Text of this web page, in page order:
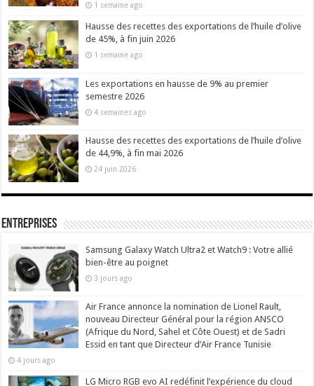
1 semaine ago
Hausse des recettes des exportations de l’huile d’olive
de 45%, à fin juin 2026
1 semaine ago
Les exportations en hausse de 9% au premier
semestre 2026
4 semaines ago
Hausse des recettes des exportations de l’huile d’olive
de 44,9%, à fin mai 2026
24 juin 2026
Entreprises
Samsung Galaxy Watch Ultra2 et Watch9 : Votre allié
bien-être au poignet
3 jours ago
Air France annonce la nomination de Lionel Rault,
nouveau Directeur Général pour la région ANSCO
(Afrique du Nord, Sahel et Côte Ouest) et de Sadri
Essid en tant que Directeur d’Air France Tunisie
4 jours ago
LG Micro RGB evo AI redéfinit l’expérience du cloud